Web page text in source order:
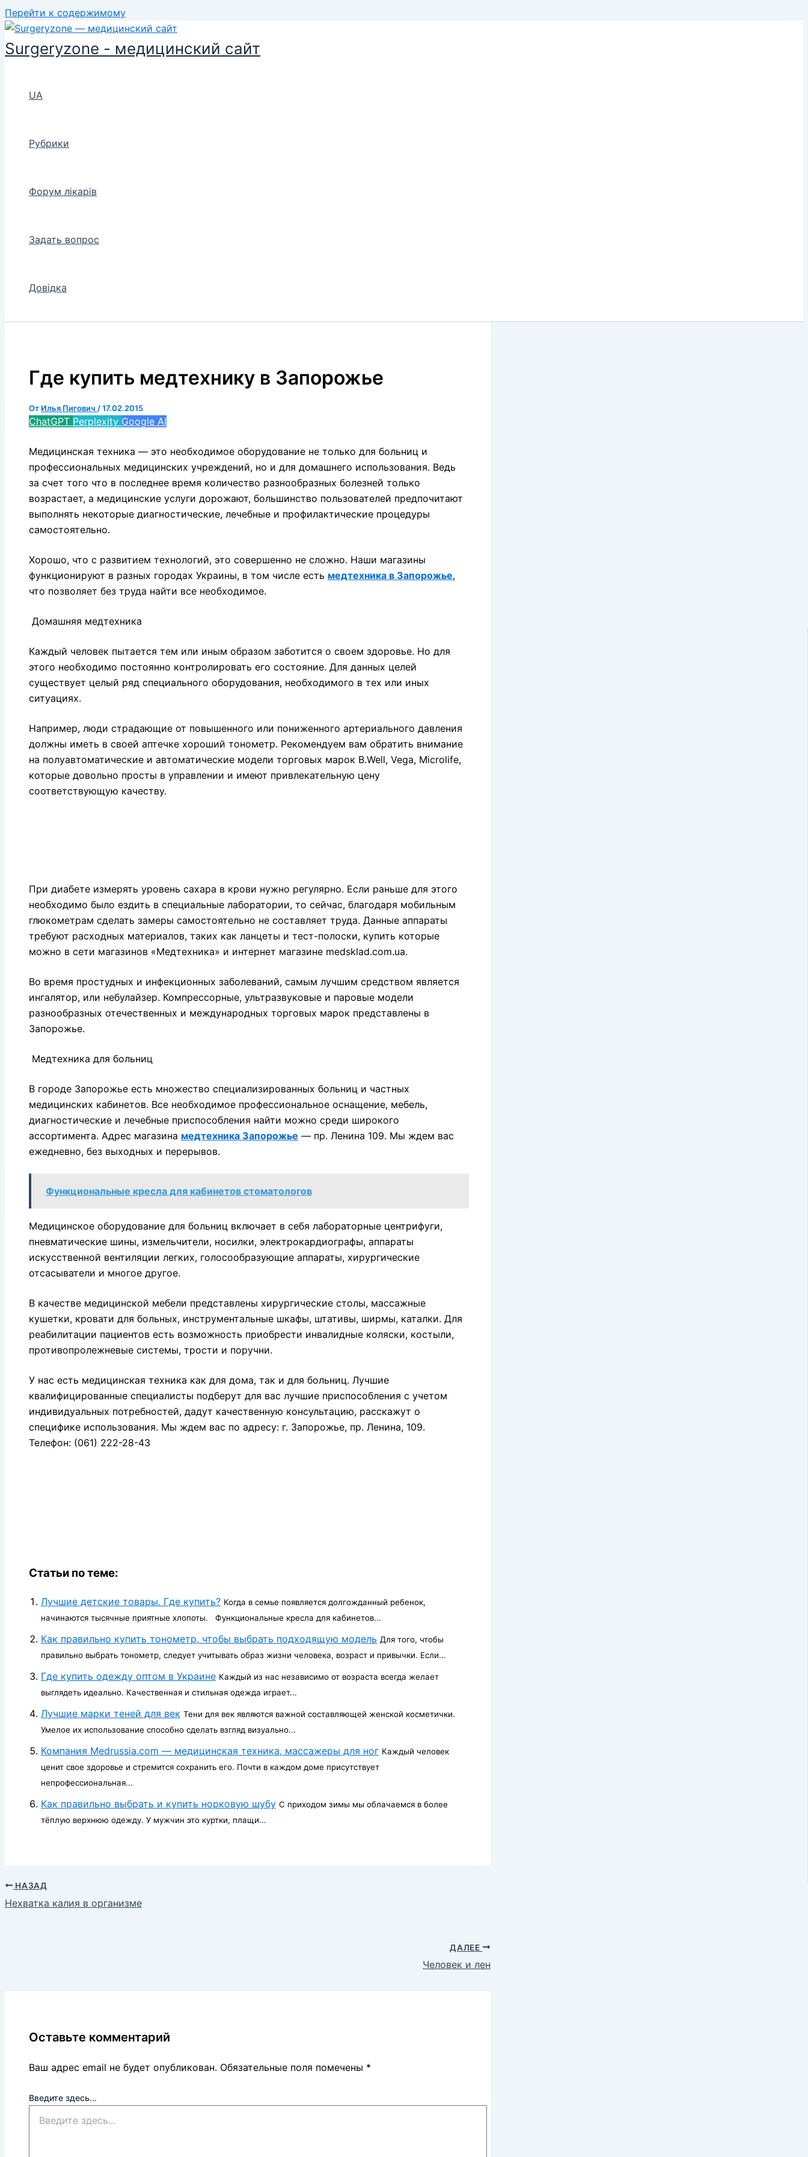
Перейти к содержимому
Surgeryzone - медицинский сайт
UA
Рубрики
Форум лікарів
Задать вопрос
Довідка
Где купить медтехнику в Запорожье
От Илья Пигович /17.02.2015
ChatGPT Perplexity Google AI
Медицинская техника — это необходимое оборудование не только для больниц и
профессиональных медицинских учреждений, но и для домашнего использования. Ведь
за счет того что в последнее время количество разнообразных болезней только
возрастает, а медицинские услуги дорожают, большинство пользователей предпочитают
выполнять некоторые диагностические, лечебные и профилактические процедуры
самостоятельно.
Хорошо, что с развитием технологий, это совершенно не сложно. Наши магазины
функционируют в разных городах Украины, в том числе есть медтехника в Запорожье,
что позволяет без труда найти все необходимое.
Домашняя медтехника
Каждый человек пытается тем или иным образом заботится о своем здоровье. Но для
этого необходимо постоянно контролировать его состояние. Для данных целей
существует целый ряд специального оборудования, необходимого в тех или иных
ситуациях.
Например, люди страдающие от повышенного или пониженного артериального давления
должны иметь в своей аптечке хороший тонометр. Рекомендуем вам обратить внимание
на полуавтоматические и автоматические модели торговых марок B.Well, Vega, Microlife,
которые довольно просты в управлении и имеют привлекательную цену
соответствующую качеству.
При диабете измерять уровень сахара в крови нужно регулярно. Если раньше для этого
необходимо было ездить в специальные лаборатории, то сейчас, благодаря мобильным
глюкометрам сделать замеры самостоятельно не составляет труда. Данные аппараты
требуют расходных материалов, таких как ланцеты и тест-полоски, купить которые
можно в сети магазинов «Медтехника» и интернет магазине medsklad.com.ua.
Во время простудных и инфекционных заболеваний, самым лучшим средством является
ингалятор, или небулайзер. Компрессорные, ультразвуковые и паровые модели
разнообразных отечественных и международных торговых марок представлены в
Запорожье.
Медтехника для больниц
В городе Запорожье есть множество специализированных больниц и частных
медицинских кабинетов. Все необходимое профессиональное оснащение, мебель,
диагностические и лечебные приспособления найти можно среди широкого
ассортимента. Адрес магазина медтехника Запорожье — пр. Ленина 109. Мы ждем вас
ежедневно, без выходных и перерывов.
Функциональные кресла для кабинетов стоматологов
Медицинское оборудование для больниц включает в себя лабораторные центрифуги,
пневматические шины, измельчители, носилки, электрокардиографы, аппараты
искусственной вентиляции легких, голосообразующие аппараты, хирургические
отсасыватели и многое другое.
В качестве медицинской мебели представлены хирургические столы, массажные
кушетки, кровати для больных, инструментальные шкафы, штативы, ширмы, каталки. Для
реабилитации пациентов есть возможность приобрести инвалидные коляски, костыли,
противопролежневые системы, трости и поручни.
У нас есть медицинская техника как для дома, так и для больниц. Лучшие
квалифицированные специалисты подберут для вас лучшие приспособления с учетом
индивидуальных потребностей, дадут качественную консультацию, расскажут о
специфике использования. Мы ждем вас по адресу: г. Запорожье, пр. Ленина, 109.
Телефон: (061) 222-28-43
Статьи по теме:
Лучшие детские товары. Где купить? Когда в семье появляется долгожданный ребенок,
начинаются тысячные приятные хлопоты. Функциональные кресла для кабинетов...
Как правильно купить тонометр, чтобы выбрать подходящую модель Для того, чтобы
правильно выбрать тонометр, следует учитывать образ жизни человека, возраст и привычки. Если...
Где купить одежду оптом в Украине Каждый из нас независимо от возраста всегда желает
выглядеть идеально. Качественная и стильная одежда играет...
Лучшие марки теней для век Тени для век являются важной составляющей женской косметички.
Умелое их использование способно сделать взгляд визуально...
Компания Мedrussia.com — медицинская техника, массажеры для ног Каждый человек
ценит свое здоровье и стремится сохранить его. Почти в каждом доме присутствует
непрофессиональная...
Как правильно выбрать и купить норковую шубу С приходом зимы мы облачаемся в более
тёплую верхнюю одежду. У мужчин это куртки, плащи...
НАЗАД
Нехватка калия в организме
ДАЛЕЕ
Человек и лен
Оставьте комментарий
Ваш адрес email не будет опубликован. Обязательные поля помечены *
Введите здесь...